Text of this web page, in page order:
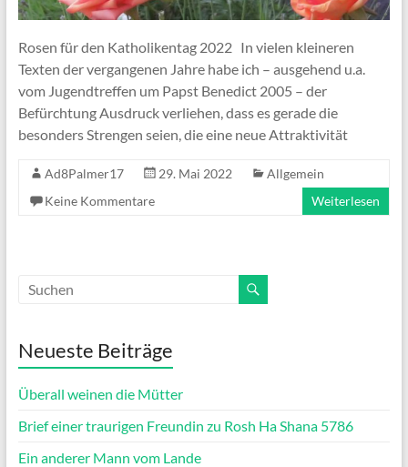
Rosen für den Katholikentag 2022 In vielen kleineren
Texten der vergangenen Jahre habe ich – ausgehend u.a.
vom Jugendtreffen um Papst Benedict 2005 – der
Befürchtung Ausdruck verliehen, dass es gerade die
besonders Strengen seien, die eine neue Attraktivität
Ad8Palmer17 29. Mai 2022
Allgemein
Keine Kommentare
Weiterlesen
Neueste Beiträge
Überall weinen die Mütter
Brief einer traurigen Freundin zu Rosh Ha Shana 5786
Ein anderer Mann vom Lande